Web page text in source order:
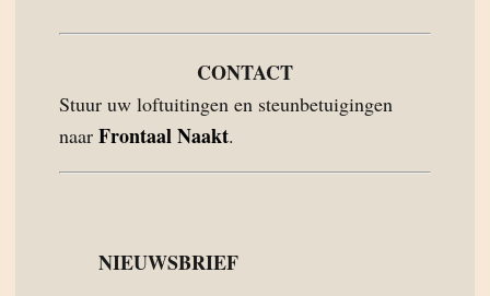
CONTACT
Stuur uw loftuitingen en steunbetuigingen
naar Frontaal Naakt.
NIEUWSBRIEF